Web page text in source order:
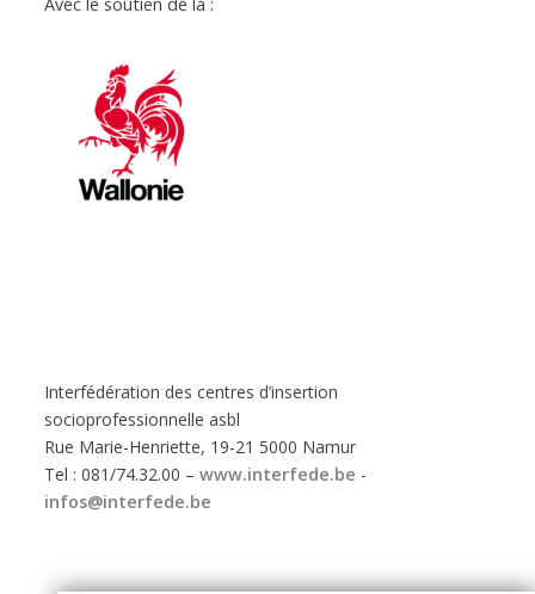
Avec le soutien de la :
Interfédération des centres d’insertion
socioprofessionnelle asbl
Rue Marie-Henriette, 19-21 5000 Namur
Tel : 081/74.32.00 –www.interfede.be -
infos@interfede.be